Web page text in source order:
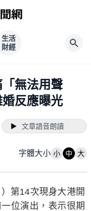
生活
財經
無法用聲
反應曝光
文章語音朗讀
字體大小 小 中 大
第14次現身大港開
位演出，表示很期